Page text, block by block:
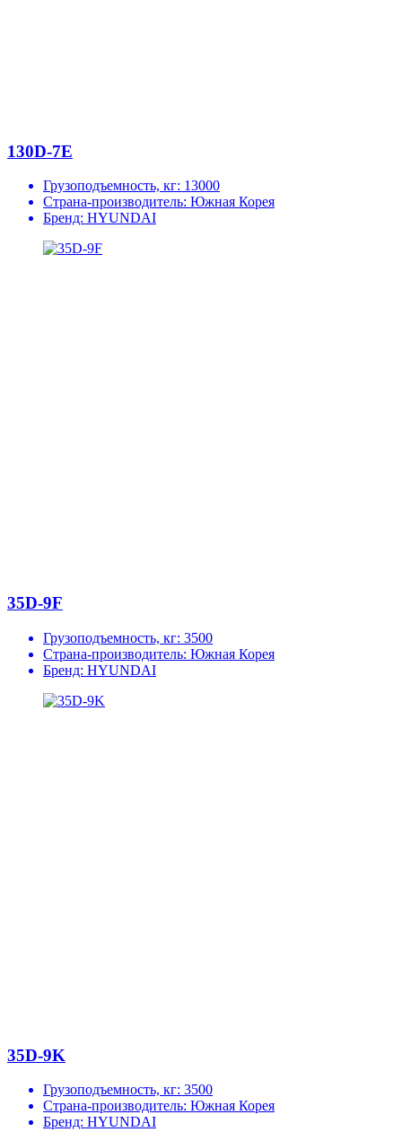
130D-7E
Грузоподъемность, кг: 13000
Страна-производитель: Южная Корея
Бренд: HYUNDAI
35D-9F
Грузоподъемность, кг: 3500
Страна-производитель: Южная Корея
Бренд: HYUNDAI
35D-9K
Грузоподъемность, кг: 3500
Страна-производитель: Южная Корея
Бренд: HYUNDAI